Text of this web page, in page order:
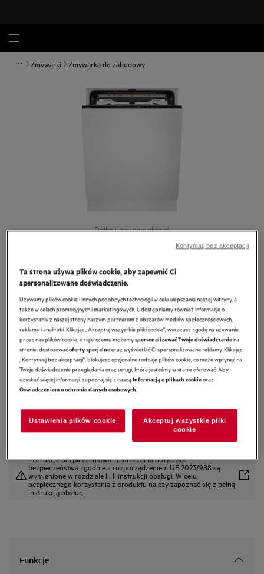
Zmywarki Zmywarka do zabudowy
Dotknij, aby powiększyć.
FSK94858P
Zmywarka do zabudowy 60 cm
FSK94858P 9000 SmartSelect
4.8 (164)
Karta informacyjna produktu
Cechy
Mechanizm ComfortLift® unosi dolny kosz zmywarki na wygodną
wysokość.
Zmywarka ze specjalnym mechanizmem podnoszenia dolnego kosza
Prowadnice ComfortRails zapewniają bardziej płynne wysuwanie koszy ze
Instrukcje bezpieczeństwa i ostrzeżenia dotyczące
bezpieczeństwa zgodnie z rozporządzeniem UE 2023/988 są
wymienione w rozdziale I i II instrukcji obsługi. W celu
bezpiecznego korzystania z produktu należy zapoznać się z pełną
instrukcją obsługi.
Funkcje
Ta strona używa plików cookie, aby zapewnić Ci
spersonalizowane doświadczenie.
Używamy plików cookie i innych podobnych technologii w celu ulepszania naszej witryny, a
także w celach promocyjnych i marketingowych. Udostępniamy również informacje o
korzystaniu z naszej strony naszym partnerom z obszarów mediów społecznościowych,
reklamy i analityki. Klikając „Akceptuj wszystkie pliki cookie", wyrażasz zgodę na używanie
przez nas plików cookie, dzięki czemu możemyspersonalizować Twoje doświadczeniena
stronie, dostosowaćoferty specjalneoraz wyświetlać Ci spersonalizowane reklamy. Klikając
„Kontynuuj bez akceptacji", blokujesz opcjonalne rodzaje plików cookie, co może wpłynąć na
Twoje doświadczenie przeglądania oraz usługi, które jesteśmy w stanie oferować. Aby
uzyskać więcej informacji, zapoznaj się z nasząInformacją o plikach cookieoraz
Oświadczeniem o ochronie danych osobowych.
Ustawienia plików cookie
Akceptuj wszystkie pliki
cookie
Kontynuuj bez akceptacji